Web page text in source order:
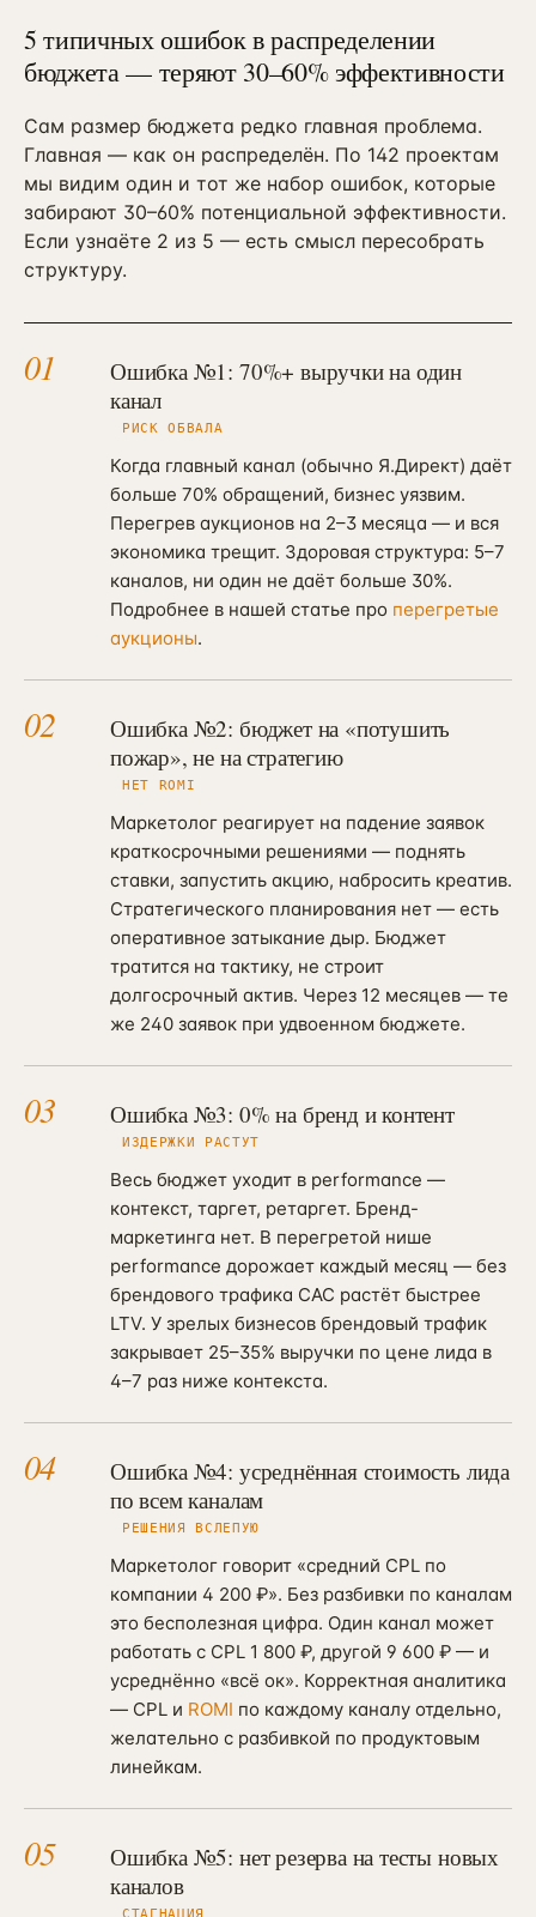
5 типичных ошибок в распределении
бюджета — теряют 30–60% эффективности
Сам размер бюджета редко главная проблема.
Главная — как он распределён. По 142 проектам
мы видим один и тот же набор ошибок, которые
забирают 30–60% потенциальной эффективности.
Если узнаёте 2 из 5 — есть смысл пересобрать
структуру.
01
Ошибка №1: 70%+ выручки на один
канал
РИСК ОБВАЛА
Когда главный канал (обычно Я.Директ) даёт
больше 70% обращений, бизнес уязвим.
Перегрев аукционов на 2–3 месяца — и вся
экономика трещит. Здоровая структура: 5–7
каналов, ни один не даёт больше 30%.
Подробнее в нашей статье про перегретые
аукционы.
02
Ошибка №2: бюджет на «потушить
пожар», не на стратегию
НЕТ ROMI
Маркетолог реагирует на падение заявок
краткосрочными решениями — поднять
ставки, запустить акцию, набросить креатив.
Стратегического планирования нет — есть
оперативное затыкание дыр. Бюджет
тратится на тактику, не строит
долгосрочный актив. Через 12 месяцев — те
же 240 заявок при удвоенном бюджете.
03 Ошибка №3: 0% на бренд и контент
ИЗДЕРЖКИ РАСТУТ
Весь бюджет уходит в performance —
контекст, таргет, ретаргет. Бренд-
маркетинга нет. В перегретой нише
performance дорожает каждый месяц — без
брендового трафика CAC растёт быстрее
LTV. У зрелых бизнесов брендовый трафик
закрывает 25–35% выручки по цене лида в
4–7 раз ниже контекста.
04
Ошибка №4: усреднённая стоимость лида
по всем каналам
РЕШЕНИЯ ВСЛЕПУЮ
Маркетолог говорит «средний CPL по
компании 4 200 ₽». Без разбивки по каналам
это бесполезная цифра. Один канал может
работать с CPL 1 800 ₽, другой 9 600 ₽ — и
усреднённо «всё ок». Корректная аналитика
— CPL и ROMI по каждому каналу отдельно,
желательно с разбивкой по продуктовым
линейкам.
05
Ошибка №5: нет резерва на тесты новых
каналов